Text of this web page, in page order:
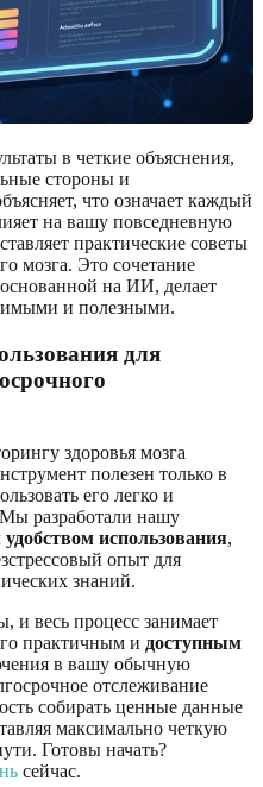
в четкие объяснения,
стороны и
что означает каждый
на вашу повседневную
практические советы
мозга. Это сочетание
на ИИ, делает
и полезными.
для
здоровья мозга
полезен только в
его легко и
разработали нашу
использования,
опыт для
знаний.
и весь процесс занимает
практичным и доступным
в вашу обычную
отслеживание
собирать ценные данные
максимально четкую
Готовы начать?
сейчас.